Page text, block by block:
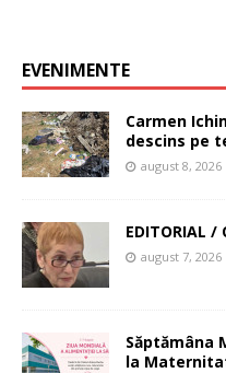
EVENIMENTE
Carmen
descins pe
august 8, 2026
EDITORIAL /
august 7, 2026
Săptămâna
la